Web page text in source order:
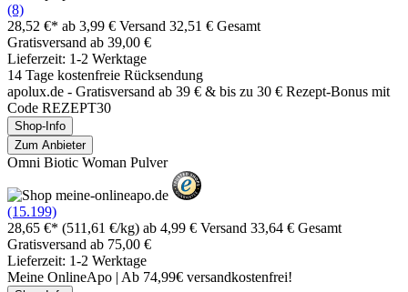
(8)
28,52 €* ab 3,99 € Versand 32,51 € Gesamt
Gratisversand ab 39,00 €
Lieferzeit: 1-2 Werktage
14 Tage kostenfreie Rücksendung
apolux.de - Gratisversand ab 39 € & bis zu 30 € Rezept-Bonus mit
Code REZEPT30
Shop-Info
Zum Anbieter
Omni Biotic Woman Pulver
(15.199)
28,65 €* (511,61 €/kg) ab 4,99 € Versand 33,64 € Gesamt
Gratisversand ab 75,00 €
Lieferzeit: 1-2 Werktage
Meine OnlineApo | Ab 74,99€ versandkostenfrei!